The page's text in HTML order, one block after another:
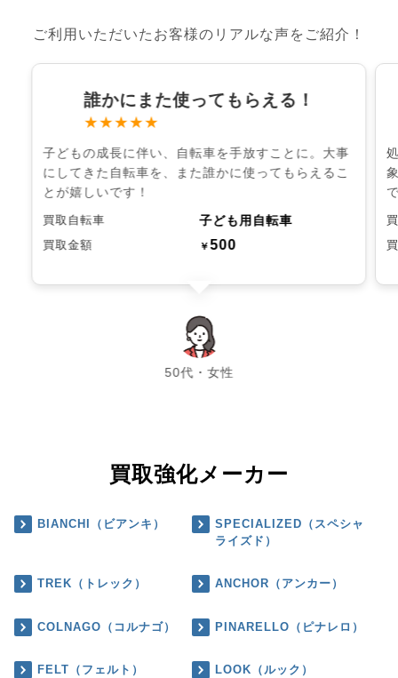
ご利用いただいたお客様のリアルな声をご紹介！
誰かにまた使ってもらえる！
★★★★★
子どもの成長に伴い、自転車を手放すことに。大事
にしてきた自転車を、また誰かに使ってもらえるこ
とが嬉しいです！
買取自転車 子ども用自転車
買取金額 ￥500
50代・女性
chevron_left chevron_right
買取強化メーカー
BIANCHI（ビアンキ）
SPECIALIZED（スペシャ
ライズド）
TREK（トレック） ANCHOR（アンカー）
COLNAGO（コルナゴ） PINARELLO（ピナレロ）
FELT（フェルト） LOOK（ルック）